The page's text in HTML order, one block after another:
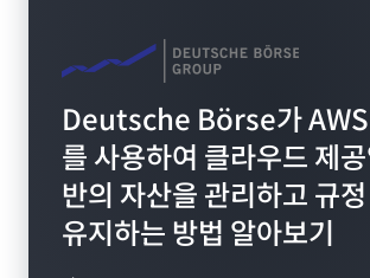
Deutsche Börse가
를 사용하여 클라우드 제
반의 자산을 관리하고 규
유지하는 방법 알아보기